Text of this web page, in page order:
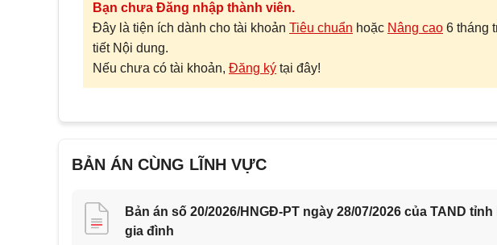
Bạn chưa Đăng nhập thành viên.
Đây là tiện ích dành cho tài khoản Tiêu chuẩn hoặc Nâng cao 6 tháng
tiết Nội dung.
Nếu chưa có tài khoản, Đăng ký tại đây!
BẢN ÁN CÙNG LĨNH VỰC
Bản án số 20/2026/HNGĐ-PT ngày 28/07/2026 của TAND
gia đình